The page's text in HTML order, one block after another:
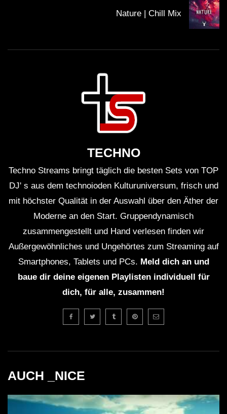
Nature | Chill Mix
TECHNO
Techno Streams bringt täglich die besten Sets von TOP
DJ' s aus dem technoioden Kulturuniversum, frisch und
mit höchster Qualität in der Auswahl über den Äther der
Moderne an den Start. Gruppendynamisch
zusammengestellt und Hand verlesen finden wir
Außergewöhnliches und Ungehörtes zum Streaming auf
Smartphones, Tablets und PCs. Meld dich an und
baue dir deine eigenen Playlisten individuell für
dich, für alle, zusammen!
AUCH _NICE